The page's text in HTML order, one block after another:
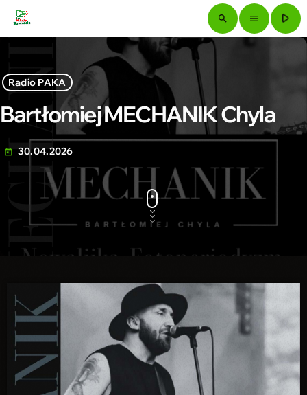
search menu play_arrow
Radio PAKA
Bartłomiej MECHANIK Chyla
today 30.04.2026